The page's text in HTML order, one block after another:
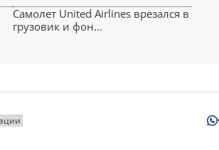
Самолет United Airlines врезался в
грузовик и фон...